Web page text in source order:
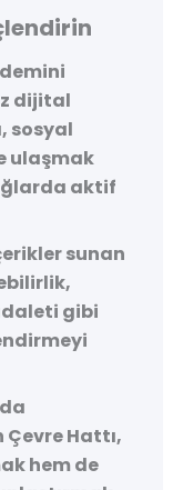
dijital
, sosyal
ulaşmak
aktif
sunan
gibi
Hattı,
hem de